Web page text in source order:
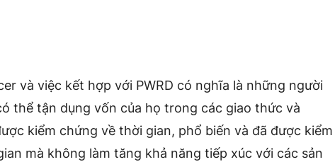
và việc kết hợp với PWRD có nghĩa là những người
thể tận dụng vốn của họ trong các giao thức và
kiểm chứng về thời gian, phổ biến và đã được kiểm
mà không làm tăng khả năng tiếp xúc với các sản